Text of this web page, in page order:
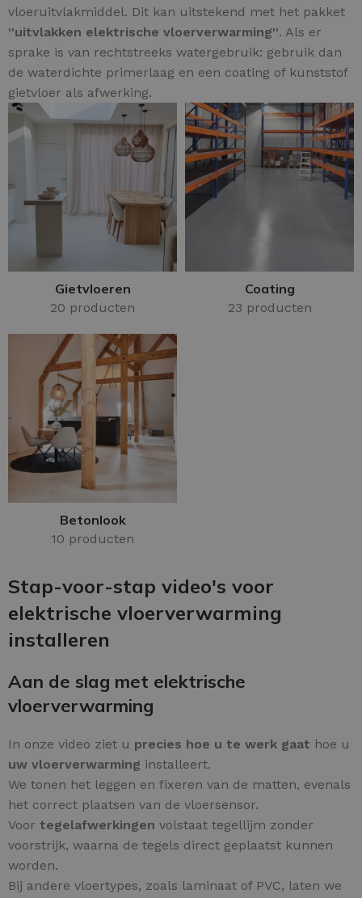
vloeruitvlakmiddel. Dit kan uitstekend met het pakket
''uitvlakken elektrische vloerverwarming''. Als er
sprake is van rechtstreeks watergebruik: gebruik dan
de waterdichte primerlaag en een coating of kunststof
gietvloer als afwerking.
Gietvloeren
20 producten
Coating
23 producten
Betonlook
10 producten
Stap-voor-stap video's voor
elektrische vloerverwarming
installeren
Aan de slag met elektrische
vloerverwarming
In onze video ziet u precies hoe u te werk gaat hoe u
uw vloerverwarming installeert.
We tonen het leggen en fixeren van de matten, evenals
het correct plaatsen van de vloersensor.
Voor tegelafwerkingen volstaat tegellijm zonder
voorstrijk, waarna de tegels direct geplaatst kunnen
worden.
Bij andere vloertypes, zoals laminaat of PVC, laten we